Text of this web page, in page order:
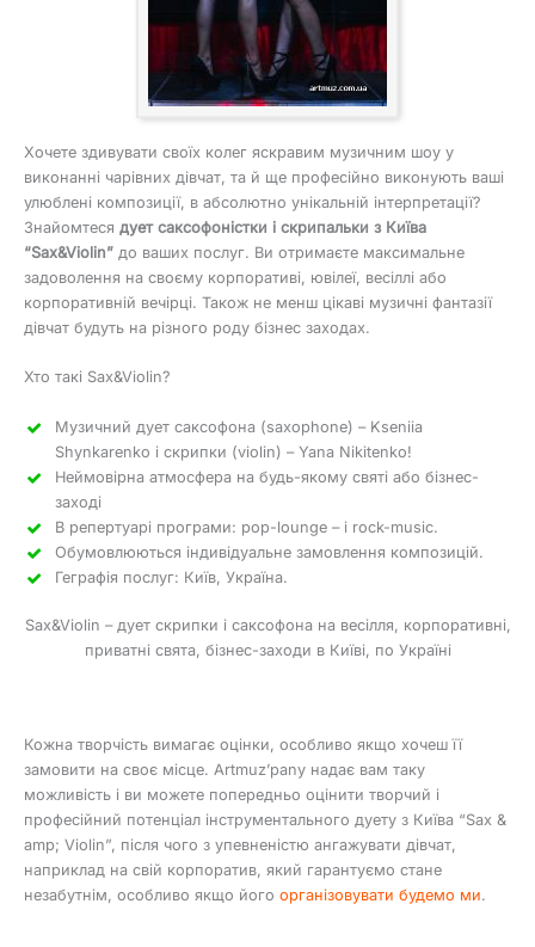
Хочете здивувати своїх колег яскравим музичним шоу у
виконанні чарівних дівчат, та й ще професійно виконують ваші
улюблені композиції, в абсолютно унікальній інтерпретації?
Знайомтеся дует саксофоністки і скрипальки з Київа
“Sax&Violin” до ваших послуг. Ви отримаєте максимальне
задоволення на своєму корпоративі, ювілеї, весіллі або
корпоративній вечірці. Також не менш цікаві музичні фантазії
дівчат будуть на різного роду бізнес заходах.
Хто такі Sax&Violin?
Музичний дует саксофона (saxophone) – Kseniia
Shynkarenko і скрипки (violin) – Yana Nikitenko!
Неймовірна атмосфера на будь-якому святі або бізнес-
заході
В репертуарі програми: pop-lounge – і rock-music.
Обумовлюються індивідуальне замовлення композицій.
Геграфія послуг: Київ, Україна.
Sax&Violin – дует скрипки і саксофона на весілля, корпоративні,
приватні свята, бізнес-заходи в Київі, по Україні
Кожна творчість вимагає оцінки, особливо якщо хочеш її
замовити на своє місце. Artmuz’pany надає вам таку
можливість і ви можете попередньо оцінити творчий і
професійний потенціал інструментального дуету з Київа “Sax &
amp; Violin”, після чого з упевненістю ангажувати дівчат,
наприклад на свій корпоратив, який гарантуємо стане
незабутнім, особливо якщо його організовувати будемо ми.